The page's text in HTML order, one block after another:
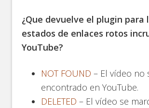
¿Que devuelve el plugin para
estados de enlaces rotos
YouTube?
NOT FOUND – El vídeo no
encontrado en YouTube.
DELETED – El vídeo se